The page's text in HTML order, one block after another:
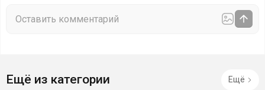
Ещё из категории Ещё